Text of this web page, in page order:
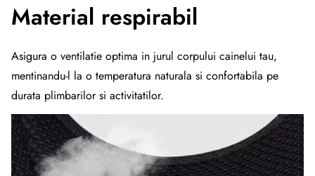
Material respirabil
Asigura o ventilatie optima in jurul corpului cainelui tau,
mentinandu-l la o temperatura naturala si confortabila pe
durata plimbarilor si activitatilor.